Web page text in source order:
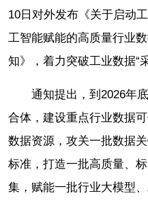
10日对外发布《关于启动
工智能赋能的高质量行业
知》，着力突破工业数据“采
通知提出，到2026年
合体，建设重点行业数据
数据资源，攻关一批数据
标准，打造一批高质量、
集，赋能一批行业大模型